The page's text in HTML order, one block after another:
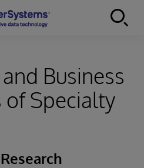
Business
of Specialty